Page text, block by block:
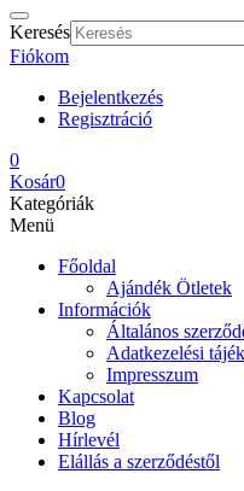
Keresés
Fiókom
Bejelentkezés
Regisztráció
0
Kosár0
Kategóriák
Menü
Főoldal
Ajándék Ötletek
Információk
Általános
Adatkezelési
Impresszum
Kapcsolat
Blog
Hírlevél
Elállás a szerződéstől